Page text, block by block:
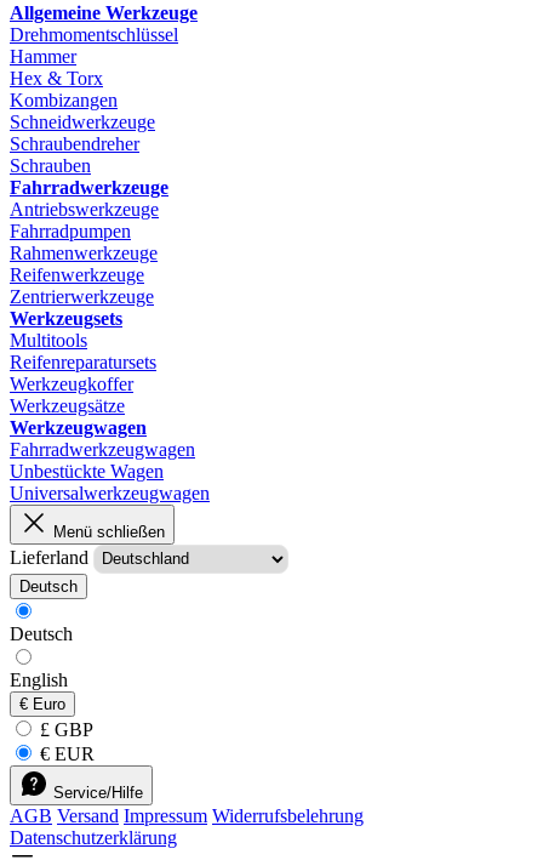
Allgemeine Werkzeuge
Drehmomentschlüssel
Hammer
Hex & Torx
Kombizangen
Schneidwerkzeuge
Schraubendreher
Schrauben
Fahrradwerkzeuge
Antriebswerkzeuge
Fahrradpumpen
Rahmenwerkzeuge
Reifenwerkzeuge
Zentrierwerkzeuge
Werkzeugsets
Multitools
Reifenreparatursets
Werkzeugkoffer
Werkzeugsätze
Werkzeugwagen
Fahrradwerkzeugwagen
Unbestückte Wagen
Universalwerkzeugwagen
Menü schließen
Lieferland
Deutsch
Deutsch
English
€ Euro
£ GBP
€ EUR
Service/Hilfe
AGB Versand Impressum Widerrufsbelehrung
Datenschutzerklärung